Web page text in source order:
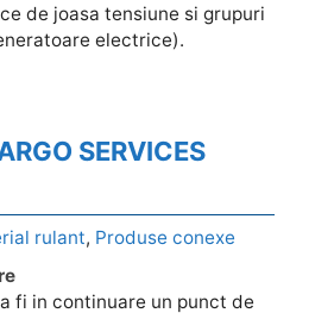
de joasa tensiune si grupuri
electrice).
SERVICES
rulant, Produse conexe
fi in continuare un punct de